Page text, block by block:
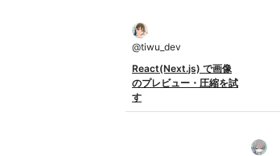
@tiwu_dev
React(Next.js) で画像
のプレビュー・圧縮を試
す